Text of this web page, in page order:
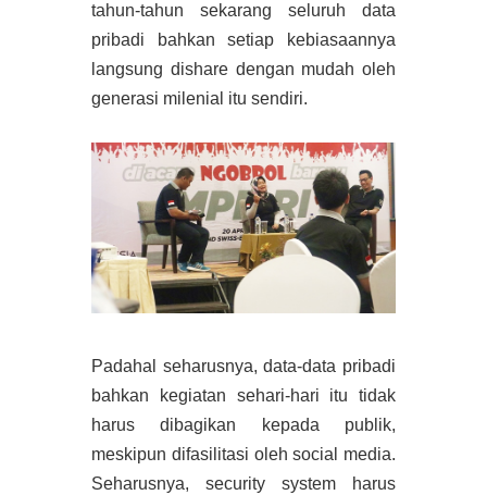
tahun-tahun sekarang seluruh data
pribadi bahkan setiap kebiasaannya
langsung dishare dengan mudah oleh
generasi milenial itu sendiri.
Padahal seharusnya, data-data pribadi
bahkan kegiatan sehari-hari itu tidak
harus dibagikan kepada publik,
meskipun difasilitasi oleh social media.
Seharusnya, security system harus